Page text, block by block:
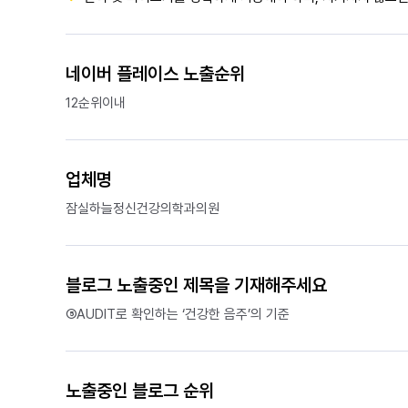
네이버 플레이스 노출순위
12순위이내
업체명
잠실하늘정신건강의학과의원
블로그 노출중인 제목을 기재해주세요
⑤AUDIT로 확인하는 ‘건강한 음주’의 기준
노출중인 블로그 순위